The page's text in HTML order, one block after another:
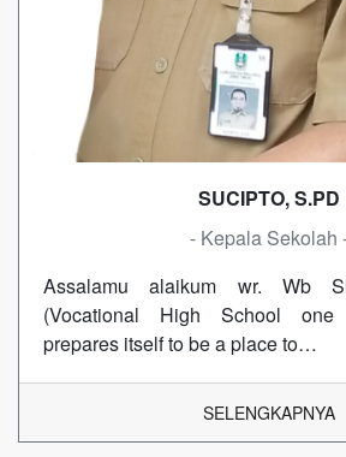
SUCIPTO, S.PD
- Kepala Sekolah
Assalamu alaikum wr. Wb
(Vocational High School one
prepares itself to be a place to…
SELENGKAPNYA